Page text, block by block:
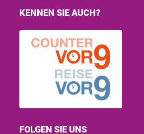
KENNEN SIE AUCH?
FOLGEN SIE UNS